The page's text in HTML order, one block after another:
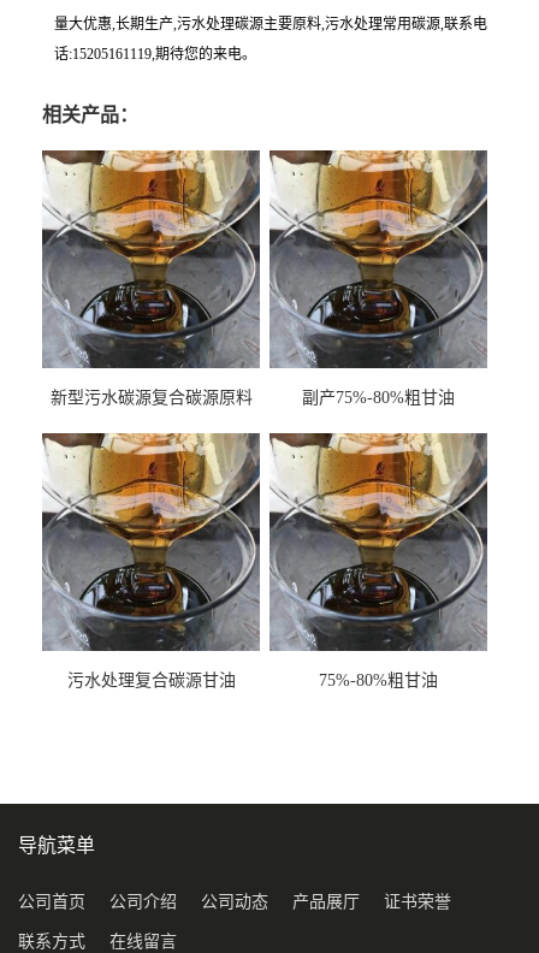
量大优惠,长期生产,污水处理碳源主要原料,污水处理常用碳源,联系电
话:15205161119,期待您的来电。
相关产品：
新型污水碳源复合碳源原料
副产75%-80%粗甘油
污水处理复合碳源甘油
75%-80%粗甘油
导航菜单
公司首页 公司介绍 公司动态 产品展厅 证书荣誉
联系方式 在线留言